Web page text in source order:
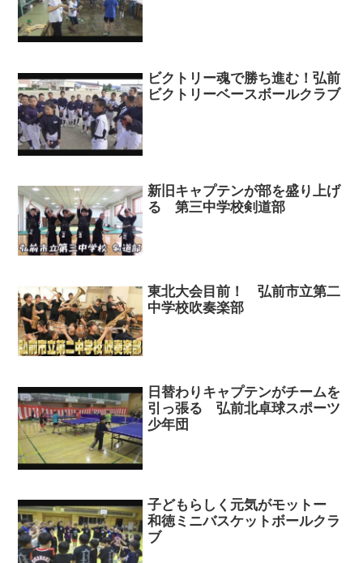
ビクトリー魂で勝ち進む！弘前
ビクトリーベースボールクラブ
新旧キャプテンが部を盛り上げ
る 第三中学校剣道部
東北大会目前！ 弘前市立第二
中学校吹奏楽部
日替わりキャプテンがチームを
引っ張る 弘前北卓球スポーツ
少年団
子どもらしく元気がモットー
和徳ミニバスケットボールクラ
ブ